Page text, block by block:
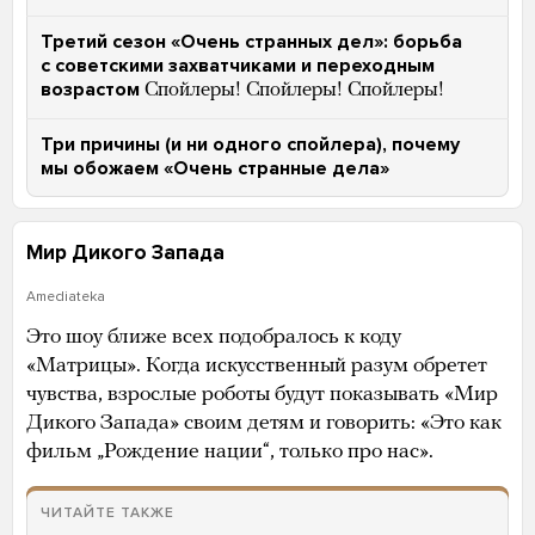
Третий сезон «Очень странных дел»: борьба
с советскими захватчиками и переходным
возрастом Спойлеры! Спойлеры! Спойлеры!
Три причины (и ни одного спойлера), почему
мы обожаем «Очень странные дела»
Мир Дикого Запада
Amediateka
Это шоу ближе всех подобралось к коду
«Матрицы». Когда искусственный разум обретет
чувства, взрослые роботы будут показывать «Мир
Дикого Запада» своим детям и говорить: «Это как
фильм „Рождение нации“, только про нас».
ЧИТАЙТЕ ТАКЖЕ